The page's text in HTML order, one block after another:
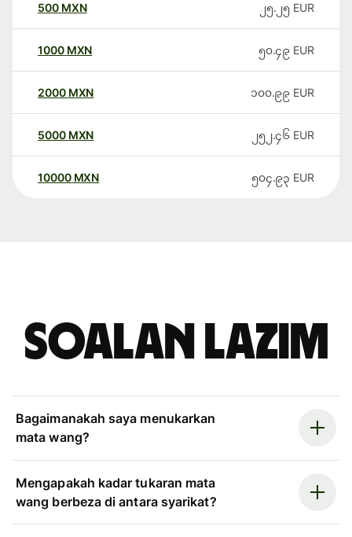
500 MXN ၂၅.၂၅ EUR
1000 MXN ၅၀.၄၉ EUR
2000 MXN ၁၀၀.၉၉ EUR
5000 MXN ၂၅၂.၄၆ EUR
10000 MXN ၅၀၄.၉၃ EUR
Soalan Lazim
Bagaimanakah saya menukarkan
mata wang?
Mengapakah kadar tukaran mata
wang berbeza di antara syarikat?